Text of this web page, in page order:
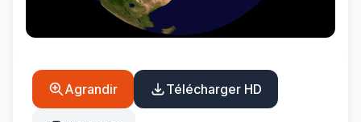
Agrandir Télécharger HD